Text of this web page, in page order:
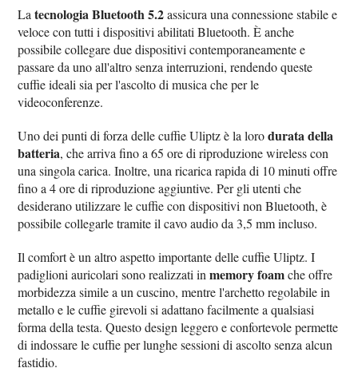
Latecnologia Bluetooth 5.2assicura una connessione stabile e
veloce con tutti i dispositivi abilitati Bluetooth. È anche
possibile collegare due dispositivi contemporaneamente e
passare da uno all'altro senza interruzioni, rendendo queste
cuffie ideali sia per l'ascolto di musica che per le
videoconferenze.
Uno dei punti di forza delle cuffie Uliptz è la lorodurata della
batteria, che arriva fino a 65 ore di riproduzione wireless con
una singola carica. Inoltre, una ricarica rapida di 10 minuti offre
fino a 4 ore di riproduzione aggiuntive. Per gli utenti che
desiderano utilizzare le cuffie con dispositivi non Bluetooth, è
possibile collegarle tramite il cavo audio da 3,5 mm incluso.
Il comfort è un altro aspetto importante delle cuffie Uliptz. I
padiglioni auricolari sono realizzati inmemory foamche offre
morbidezza simile a un cuscino, mentre l'archetto regolabile in
metallo e le cuffie girevoli si adattano facilmente a qualsiasi
forma della testa. Questo design leggero e confortevole permette
di indossare le cuffie per lunghe sessioni di ascolto senza alcun
fastidio.